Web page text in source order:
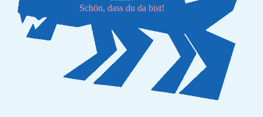
Schön, dass du da bist!